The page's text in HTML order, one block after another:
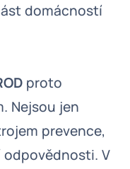
domácností
proto
Nejsou jen
prevence,
V